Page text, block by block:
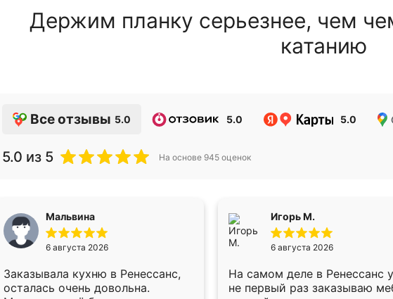
Держим планку серьезнее, чем
катанию
Все отзывы 5.0 5.0 5.0
5.0 из 5 На основе 945 оценок
Мальвина
6 августа 2026
Заказывала кухню в Ренессанс,
осталась очень довольна.
Игорь М.
6 августа 2026
На самом деле в Ренессанс
не первый раз заказываю